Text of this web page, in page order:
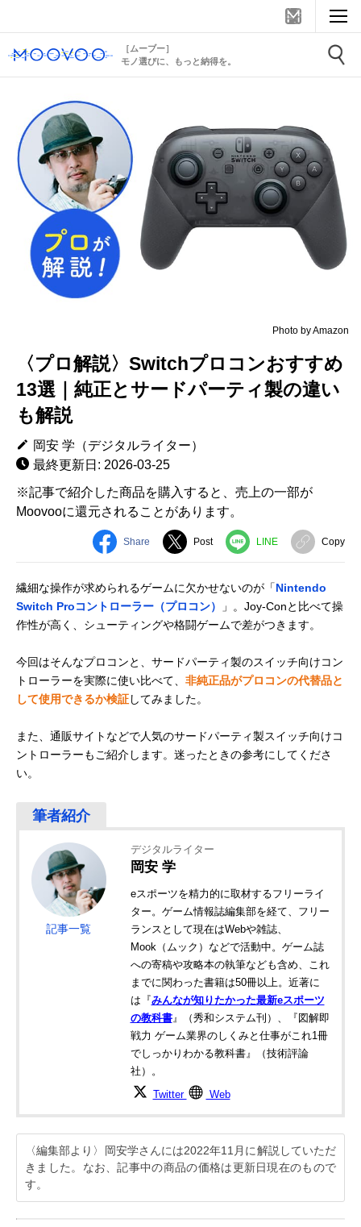
［ムーブー］
モノ選びに、もっと納得を。
Photo by Amazon
〈プロ解説〉Switchプロコンおすすめ
13選｜純正とサードパーティ製の違い
も解説
岡安 学（デジタルライター）
最終更新日: 2026-03-25
※記事で紹介した商品を購入すると、売上の一部が
Moovooに還元されることがあります。
Share Post LINE Copy
繊細な操作が求められるゲームに欠かせないのが「Nintendo
Switch Proコントローラー（プロコン）
」。Joy-Conと比べて操
作性が高く、シューティングや格闘ゲームで差がつきます。
今回はそんなプロコンと、サードパーティ製のスイッチ向けコン
トローラーを実際に使い比べて、 非純正品がプロコンの代替品と
して使用できるか検証してみました。
また、通販サイトなどで人気のサードパーティ製スイッチ向けコ
ントローラーもご紹介します。迷ったときの参考にしてくださ
い。
記事一覧
デジタルライター
岡安 学
eスポーツを精力的に取材するフリーライ
ター。ゲーム情報誌編集部を経て、フリー
ランスとして現在はWebや雑誌、
Mook（ムック）などで活動中。ゲーム誌
への寄稿や攻略本の執筆なども含め、これ
までに関わった書籍は50冊以上。近著に
は『みんなが知りたかった最新eスポーツ
の教科書』（秀和システム刊）、『図解即
戦力 ゲーム業界のしくみと仕事がこれ1冊
でしっかりわかる教科書』（技術評論
社）。
Twitter Web
〈編集部より〉岡安学さんには2022年11月に解説していただ
きました。なお、記事中の商品の価格は更新日現在のもので
す。